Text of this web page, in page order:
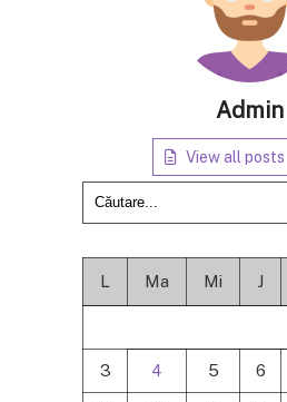
Admin
View all posts
L Ma Mi J
3 4 5 6